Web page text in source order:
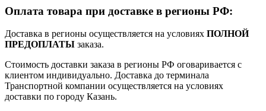
Оплата товара при доставке в регионы РФ:
Доставка в регионы осуществляется на условиях ПОЛНОЙ
ПРЕДОПЛАТЫ заказа.
Стоимость доставки заказа в регионы РФ оговаривается с
клиентом индивидуально. Доставка до терминала
Транспортной компании осуществляется на условиях
доставки по городу Казань.